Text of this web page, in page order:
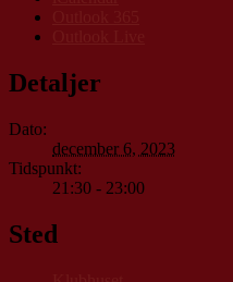
Detaljer
Dato:
december 6, 2023
Tidspunkt:
21:30 - 23:00
Sted